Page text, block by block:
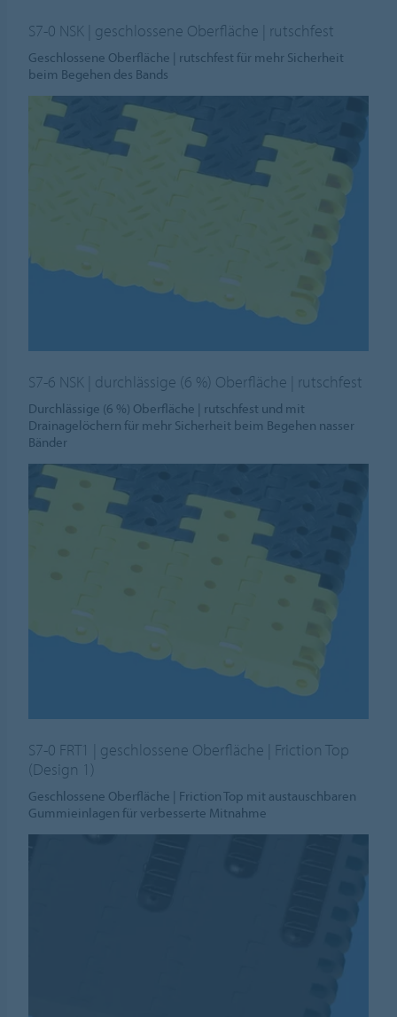
S7-0 NSK | geschlossene Oberfläche | rutschfest
Geschlossene Oberfläche | rutschfest für mehr Sicherheit
beim Begehen des Bands
S7-6 NSK | durchlässige (6 %) Oberfläche | rutschfest
Durchlässige (6 %) Oberfläche | rutschfest und mit
Drainagelöchern für mehr Sicherheit beim Begehen nasser
Bänder
S7-0 FRT1 | geschlossene Oberfläche | Friction Top
(Design 1)
Geschlossene Oberfläche | Friction Top mit austauschbaren
Gummieinlagen für verbesserte Mitnahme